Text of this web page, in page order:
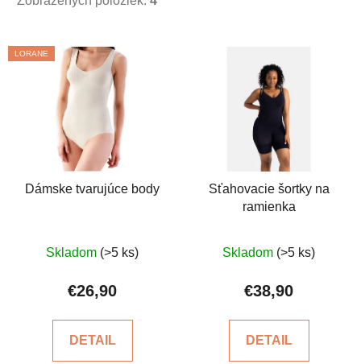
V
ý
LORANE
Dámske tvarujúce body
hodnotenie
produktu
z
Skladom (>5 ks)
€26,90
DETAIL
Sťahovacie šortky na
ramienka
hodnotenie
produktu
z
Skladom (>5 ks)
€38,90
DETAIL